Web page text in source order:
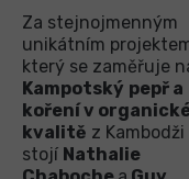
Za stejnojmenným
unikátním
který se zaměřuje
Kampotský pepř a
koření v
kvalitě z Kambodži
stojí Nathalie